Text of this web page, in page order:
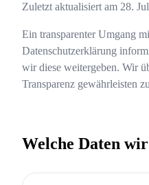
Zuletzt aktualisiert am 28.
Ein transparenter Umgang
Datenschutzerklärung
wir diese weitergeben. Wir
Transparenz gewährleisten
Welche Daten